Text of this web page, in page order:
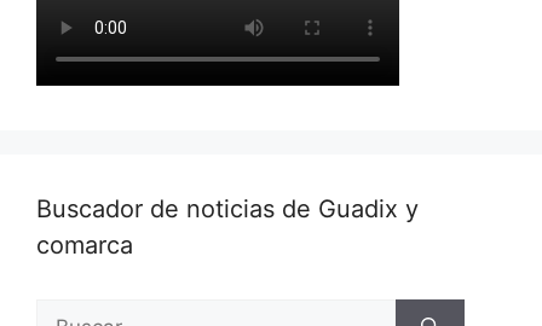
Buscador de noticias de Guadix y
comarca
Buscar: